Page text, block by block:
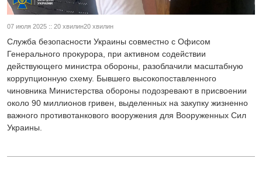
07 июля 2025 :: 20 хвилин20 хвилин
Служба безопасности Украины совместно с Офисом
Генерального прокурора, при активном содействии
действующего министра обороны, разоблачили масштабную
коррупционную схему. Бывшего высокопоставленного
чиновника Министерства обороны подозревают в присвоении
около 90 миллионов гривен, выделенных на закупку жизненно
важного противотанкового вооружения для Вооруженных Сил
Украины.